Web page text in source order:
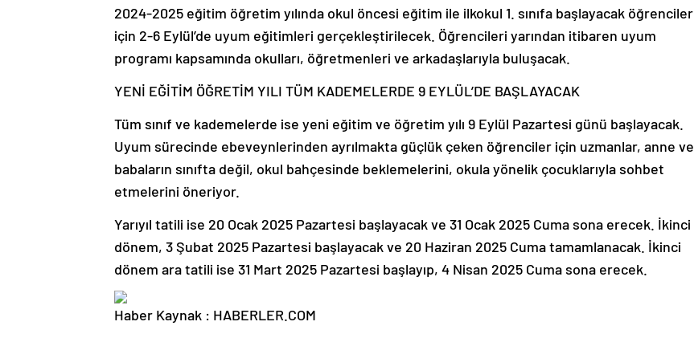
2024-2025 eğitim öğretim yılında okul öncesi eğitim ile ilkokul 1. sınıfa başlayacak öğrenciler
için 2-6 Eylül’de uyum eğitimleri gerçekleştirilecek. Öğrencileri yarından itibaren uyum
programı kapsamında okulları, öğretmenleri ve arkadaşlarıyla buluşacak.
YENİ EĞİTİM ÖĞRETİM YILI TÜM KADEMELERDE 9 EYLÜL’DE BAŞLAYACAK
Tüm sınıf ve kademelerde ise yeni eğitim ve öğretim yılı 9 Eylül Pazartesi günü başlayacak.
Uyum sürecinde ebeveynlerinden ayrılmakta güçlük çeken öğrenciler için uzmanlar, anne ve
babaların sınıfta değil, okul bahçesinde beklemelerini, okula yönelik çocuklarıyla sohbet
etmelerini öneriyor.
Yarıyıl tatili ise 20 Ocak 2025 Pazartesi başlayacak ve 31 Ocak 2025 Cuma sona erecek. İkinci
dönem, 3 Şubat 2025 Pazartesi başlayacak ve 20 Haziran 2025 Cuma tamamlanacak. İkinci
dönem ara tatili ise 31 Mart 2025 Pazartesi başlayıp, 4 Nisan 2025 Cuma sona erecek.
Haber Kaynak : HABERLER.COM